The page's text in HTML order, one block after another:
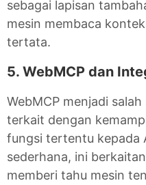
sebagai lapisan
mesin membaca
tertata.
5. WebMCP dan
WebMCP menjadi
terkait dengan
fungsi tertentu kepada
sederhana, ini
memberi tahu mesin